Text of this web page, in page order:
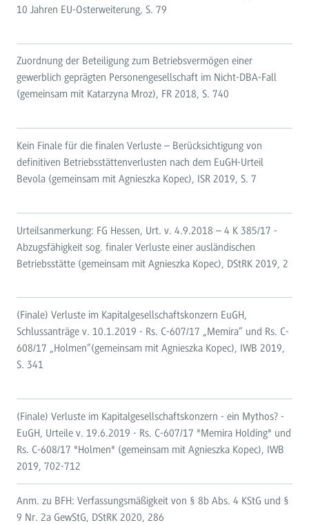
10 Jahren EU-Osterweiterung, S. 79
Zuordnung der Beteiligung zum Betriebsvermögen einer
gewerblich geprägten Personengesellschaft im Nicht-DBA-Fall
(gemeinsam mit Katarzyna Mroz), FR 2018, S. 740
Kein Finale für die finalen Verluste – Berücksichtigung von
definitiven Betriebsstättenverlusten nach dem EuGH-Urteil
Bevola (gemeinsam mit Agnieszka Kopec), ISR 2019, S. 7
Urteilsanmerkung: FG Hessen, Urt. v. 4.9.2018 – 4 K 385/17 -
Abzugsfähigkeit sog. finaler Verluste einer ausländischen
Betriebsstätte (gemeinsam mit Agnieszka Kopec), DStRK 2019, 2
(Finale) Verluste im Kapitalgesellschaftskonzern EuGH,
Schlussanträge v. 10.1.2019 - Rs. C-607/17 „Memira“ und Rs. C-
608/17 „Holmen“(gemeinsam mit Agnieszka Kopec), IWB 2019,
S. 341
(Finale) Verluste im Kapitalgesellschaftskonzern - ein Mythos? -
EuGH, Urteile v. 19.6.2019 - Rs. C-607/17 "Memira Holding" und
Rs. C-608/17 "Holmen" (gemeinsam mit Agnieszka Kopec), IWB
2019, 702-712
Anm. zu BFH: Verfassungsmäßigkeit von § 8b Abs. 4 KStG und §
9 Nr. 2a GewStG, DStRK 2020, 286